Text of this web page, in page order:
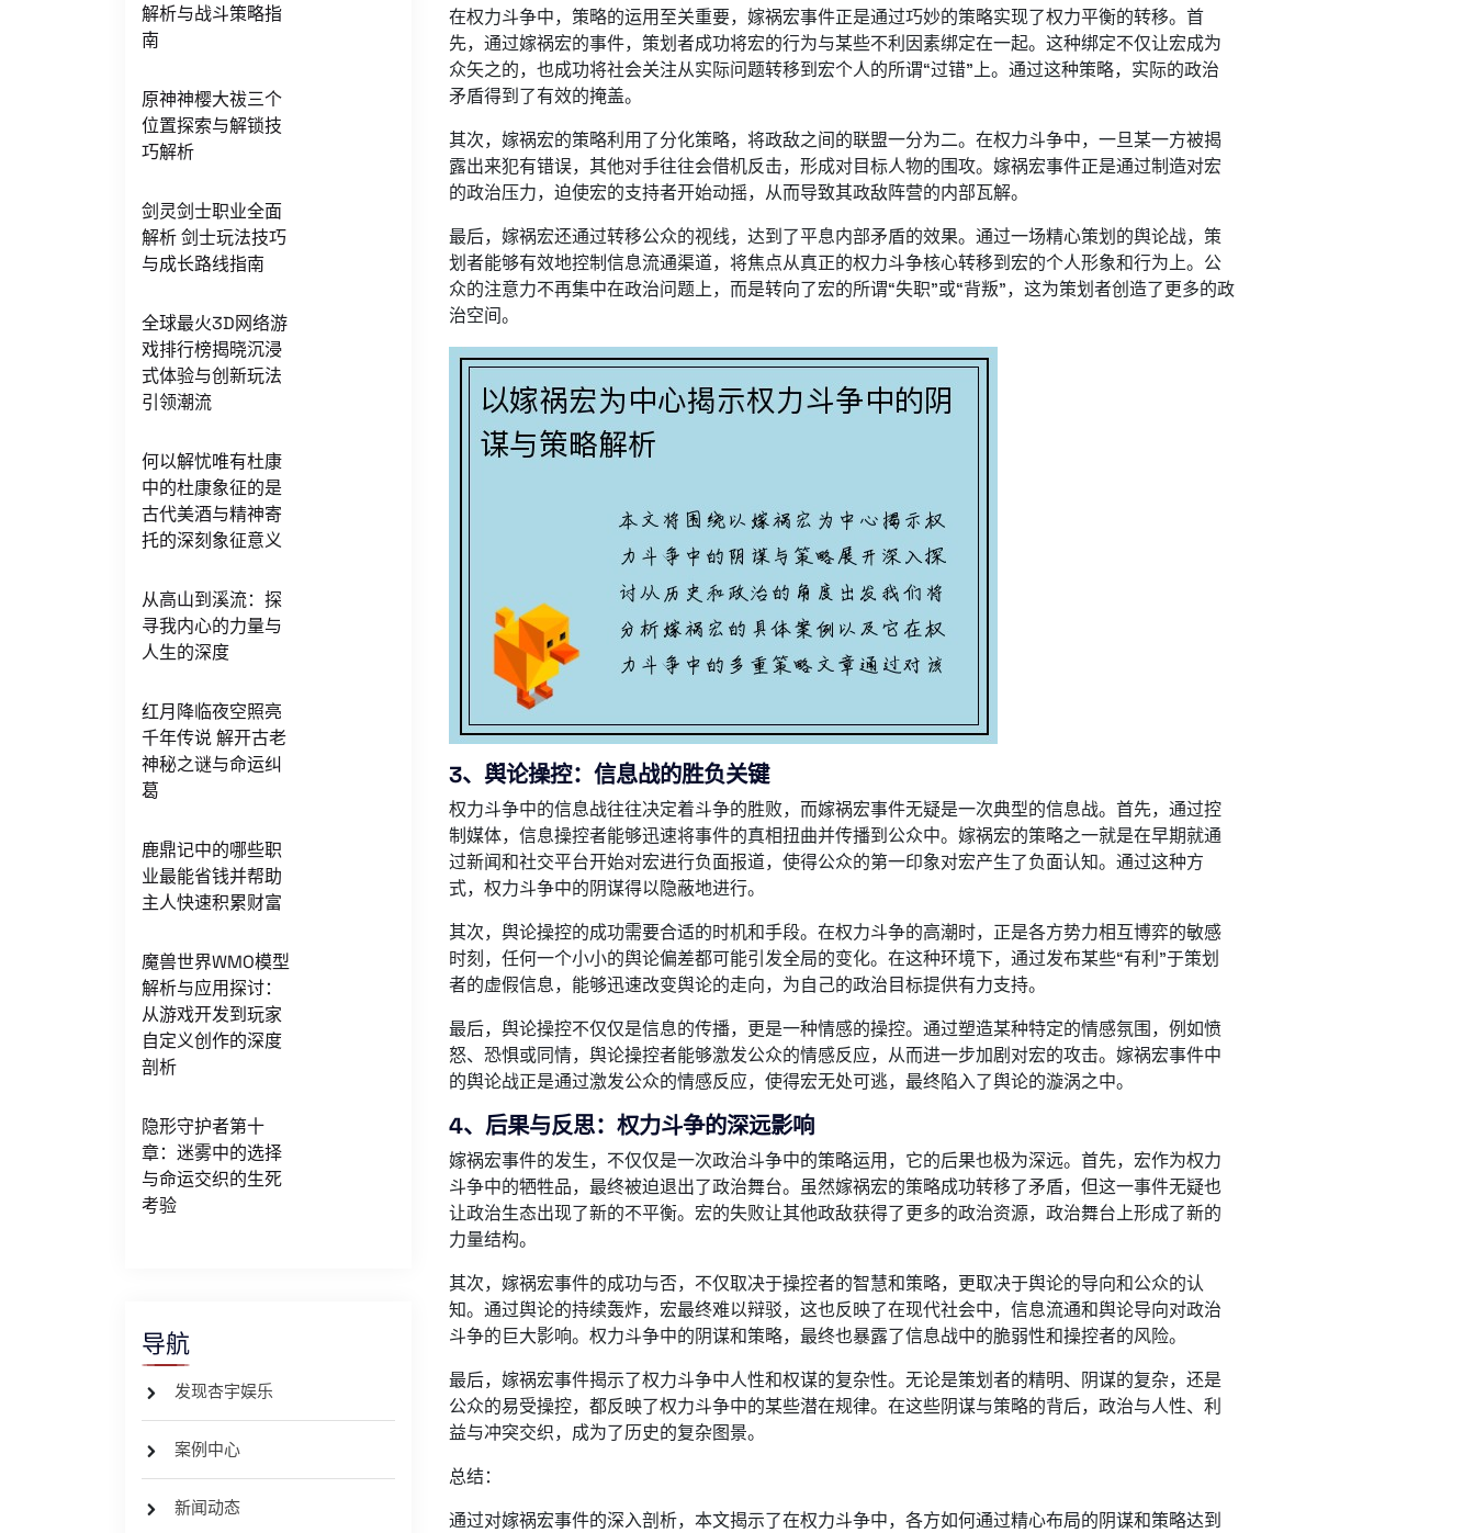
解析与战斗策略指
南
原神神樱大祓三个
位置探索与解锁技
巧解析
剑灵剑士职业全面
解析 剑士玩法技巧
与成长路线指南
全球最火3D网络游
戏排行榜揭晓沉浸
式体验与创新玩法
引领潮流
何以解忧唯有杜康
中的杜康象征的是
古代美酒与精神寄
托的深刻象征意义
从高山到溪流：探
寻我内心的力量与
人生的深度
红月降临夜空照亮
千年传说 解开古老
神秘之谜与命运纠
葛
鹿鼎记中的哪些职
业最能省钱并帮助
主人快速积累财富
魔兽世界WMO模型
解析与应用探讨：
从游戏开发到玩家
自定义创作的深度
剖析
隐形守护者第十
章：迷雾中的选择
与命运交织的生死
考验
导航
发现杏宇娱乐
案例中心
新闻动态
在权力斗争中，策略的运用至关重要，嫁祸宏事件正是通过巧妙的策略实现了权力平衡的转移。首
先，通过嫁祸宏的事件，策划者成功将宏的行为与某些不利因素绑定在一起。这种绑定不仅让宏成为
众矢之的，也成功将社会关注从实际问题转移到宏个人的所谓“过错”上。通过这种策略，实际的政治
矛盾得到了有效的掩盖。
其次，嫁祸宏的策略利用了分化策略，将政敌之间的联盟一分为二。在权力斗争中，一旦某一方被揭
露出来犯有错误，其他对手往往会借机反击，形成对目标人物的围攻。嫁祸宏事件正是通过制造对宏
的政治压力，迫使宏的支持者开始动摇，从而导致其政敌阵营的内部瓦解。
最后，嫁祸宏还通过转移公众的视线，达到了平息内部矛盾的效果。通过一场精心策划的舆论战，策
划者能够有效地控制信息流通渠道，将焦点从真正的权力斗争核心转移到宏的个人形象和行为上。公
众的注意力不再集中在政治问题上，而是转向了宏的所谓“失职”或“背叛”，这为策划者创造了更多的政
治空间。
3、舆论操控：信息战的胜负关键
权力斗争中的信息战往往决定着斗争的胜败，而嫁祸宏事件无疑是一次典型的信息战。首先，通过控
制媒体，信息操控者能够迅速将事件的真相扭曲并传播到公众中。嫁祸宏的策略之一就是在早期就通
过新闻和社交平台开始对宏进行负面报道，使得公众的第一印象对宏产生了负面认知。通过这种方
式，权力斗争中的阴谋得以隐蔽地进行。
其次，舆论操控的成功需要合适的时机和手段。在权力斗争的高潮时，正是各方势力相互博弈的敏感
时刻，任何一个小小的舆论偏差都可能引发全局的变化。在这种环境下，通过发布某些“有利”于策划
者的虚假信息，能够迅速改变舆论的走向，为自己的政治目标提供有力支持。
最后，舆论操控不仅仅是信息的传播，更是一种情感的操控。通过塑造某种特定的情感氛围，例如愤
怒、恐惧或同情，舆论操控者能够激发公众的情感反应，从而进一步加剧对宏的攻击。嫁祸宏事件中
的舆论战正是通过激发公众的情感反应，使得宏无处可逃，最终陷入了舆论的漩涡之中。
4、后果与反思：权力斗争的深远影响
嫁祸宏事件的发生，不仅仅是一次政治斗争中的策略运用，它的后果也极为深远。首先，宏作为权力
斗争中的牺牲品，最终被迫退出了政治舞台。虽然嫁祸宏的策略成功转移了矛盾，但这一事件无疑也
让政治生态出现了新的不平衡。宏的失败让其他政敌获得了更多的政治资源，政治舞台上形成了新的
力量结构。
其次，嫁祸宏事件的成功与否，不仅取决于操控者的智慧和策略，更取决于舆论的导向和公众的认
知。通过舆论的持续轰炸，宏最终难以辩驳，这也反映了在现代社会中，信息流通和舆论导向对政治
斗争的巨大影响。权力斗争中的阴谋和策略，最终也暴露了信息战中的脆弱性和操控者的风险。
最后，嫁祸宏事件揭示了权力斗争中人性和权谋的复杂性。无论是策划者的精明、阴谋的复杂，还是
公众的易受操控，都反映了权力斗争中的某些潜在规律。在这些阴谋与策略的背后，政治与人性、利
益与冲突交织，成为了历史的复杂图景。
总结：
通过对嫁祸宏事件的深入剖析，本文揭示了在权力斗争中，各方如何通过精心布局的阴谋和策略达到